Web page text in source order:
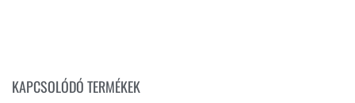
KAPCSOLÓDÓ TERMÉKEK